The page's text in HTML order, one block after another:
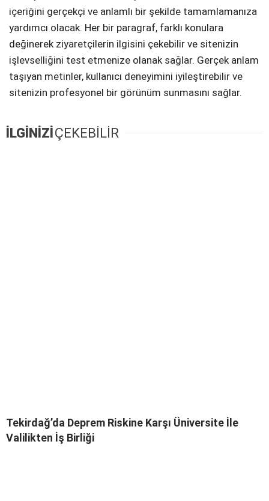
içeriğini gerçekçi ve anlamlı bir şekilde tamamlamanıza
yardımcı olacak. Her bir paragraf, farklı konulara
değinerek ziyaretçilerin ilgisini çekebilir ve sitenizin
işlevselliğini test etmenize olanak sağlar. Gerçek anlam
taşıyan metinler, kullanıcı deneyimini iyileştirebilir ve
sitenizin profesyonel bir görünüm sunmasını sağlar.
İLGİNİZİ ÇEKEBİLİR
Tekirdağ’da Deprem Riskine Karşı Üniversite İle
Valilikten İş Birliği